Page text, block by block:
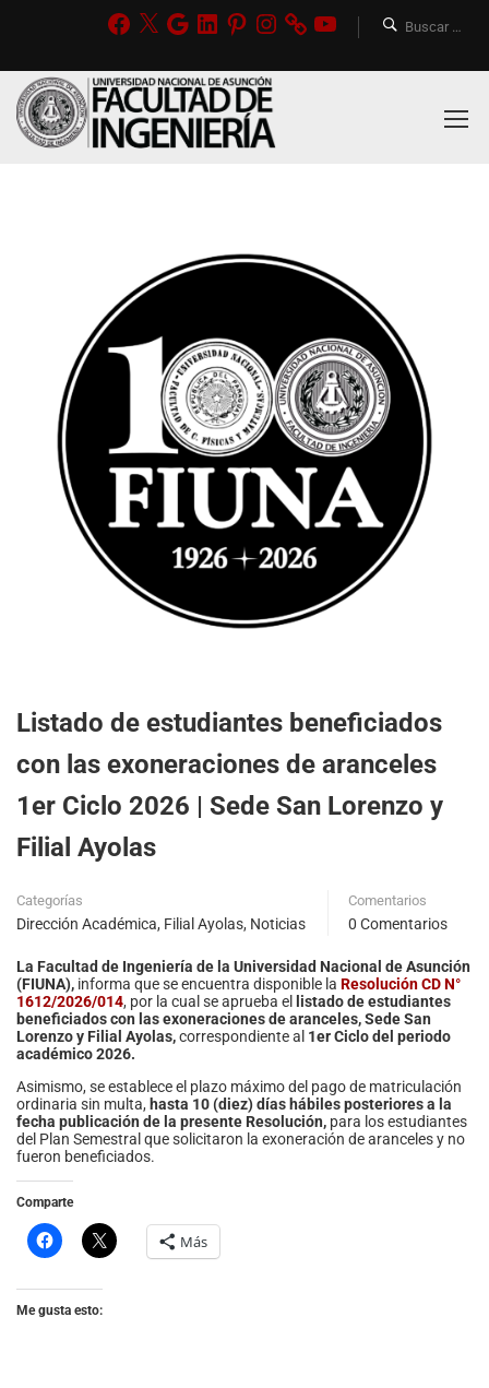
Listado de estudiantes beneficiados
con las exoneraciones de aranceles
1er Ciclo 2026 | Sede San Lorenzo y
Filial Ayolas
Categorías
Dirección Académica, Filial Ayolas, Noticias
Comentarios
0 Comentarios
La Facultad de Ingeniería de la Universidad Nacional de Asunción
(FIUNA), informa que se encuentra disponible la Resolución CD N°
1612/2026/014, por la cual se aprueba el
listado de estudiantes
beneficiados con las exoneraciones de aranceles, Sede San
Lorenzo y Filial Ayolas,correspondiente al 1er Ciclo del periodo
académico 2026.
Asimismo, se establece el plazo máximo del pago de matriculación
ordinaria sin multa, hasta 10 (diez) días hábiles posteriores a la
fecha publicación de la presente Resolución, para los estudiantes
del Plan Semestral que solicitaron la exoneración de aranceles y no
fueron beneficiados.
Comparte
Más
Me gusta esto: